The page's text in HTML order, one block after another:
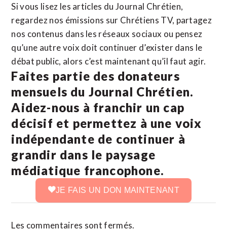
Si vous lisez les articles du Journal Chrétien,
regardez nos émissions sur Chrétiens TV, partagez
nos contenus dans les réseaux sociaux ou pensez
qu’une autre voix doit continuer d’exister dans le
débat public, alors c’est maintenant qu’il faut agir.
Faites partie des donateurs
mensuels du Journal Chrétien.
Aidez-nous à franchir un cap
décisif et permettez à une voix
indépendante de continuer à
grandir dans le paysage
médiatique francophone.
JE FAIS UN DON MAINTENANT
Les commentaires sont fermés.